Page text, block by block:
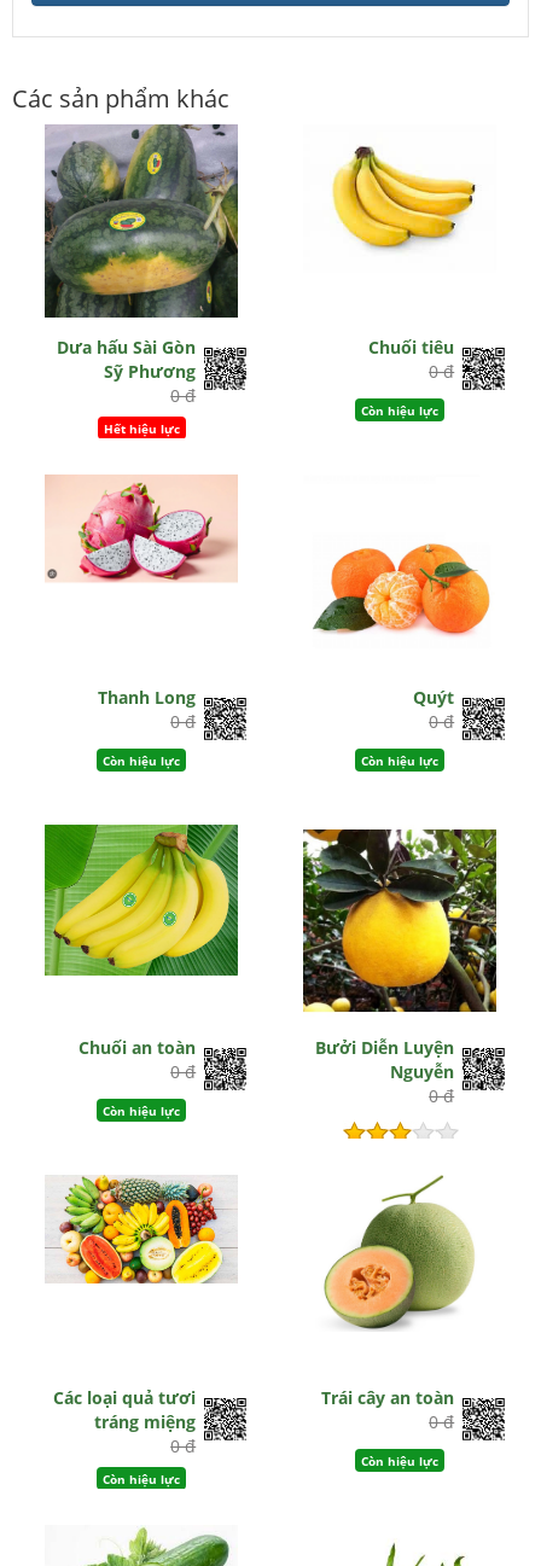
Các sản phẩm khác
Dưa hấu Sài Gòn
Sỹ Phương
0 đ
Hết hiệu lực
Chuối tiêu
0 đ
Còn hiệu lực
Thanh Long
0 đ
Còn hiệu lực
Quýt
0 đ
Còn hiệu lực
Chuối an toàn
0 đ
Còn hiệu lực
Bưởi Diễn Luyện
Nguyễn
0 đ
Các loại quả tươi
tráng miệng
0 đ
Còn hiệu lực
Trái cây an toàn
0 đ
Còn hiệu lực